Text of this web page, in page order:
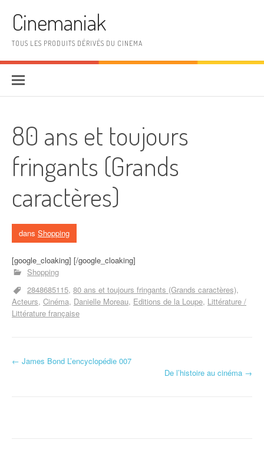
Cinemaniak
TOUS LES PRODUITS DÉRIVÉS DU CINEMA
80 ans et toujours
fringants (Grands
caractères)
dans Shopping
[google_cloaking] [/google_cloaking]
Shopping
2848685115 80 ans et toujours fringants (Grands caractères)
Acteurs Cinéma Danielle Moreau Editions de la Loupe Littérature /
Littérature française
Navigation d'article
← James Bond L’encyclopédie 007
De l’histoire au cinéma →